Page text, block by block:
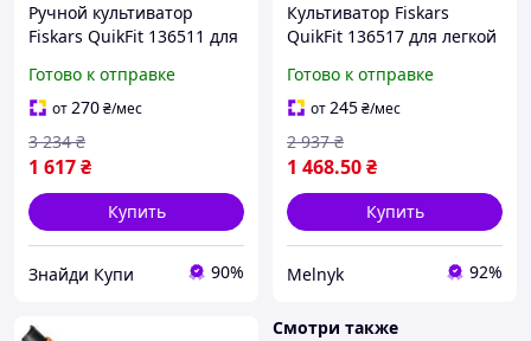
Ручной культиватор
Fiskars QuikFit 136511 для
в вашем саду
Готово к отправке
от270₴/мес
1 617₴
3 234 ₴
Купить
Знайди Купи 90%
Культиватор Fiskars
QuikFit 136517 для легкой
за садом Финляндия
Готово к отправке
от245₴/мес
1 468.50₴
2 937 ₴
Купить
Melnyk 92%
Смотри также